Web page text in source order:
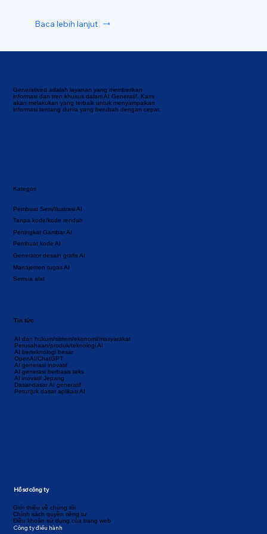
Generatived adalah layanan yang memberikan
informasi dan tren khusus dalam AI Generatif. Kami
akan melakukan yang terbaik untuk menyampaikan
informasi tentang dunia yang berubah dengan cepat.
Kategori
Semua alat
Manajemen tugas AI
Generator desain grafis AI
Tanpa kode/kode rendah
Pembuat kode AI
Peningkat Gambar AI
Pembuat Seni/Ilustrasi AI
AI dan hukum/sistem/ekonomi/masyarakat
Perusahaan/produk/teknologi AI
AI berteknologi besar
OpenAI/ChatGPT
AI generasi inovatif
AI generasi berbasis teks
AI inovatif Jepang
Dasar-dasar AI generatif
Petunjuk dasar aplikasi AI
Tin tức
Giới thiệu về chúng tôi
Chính sách quyền riêng tư
Điều khoản sử dụng của trang web
Công ty điều hành
Hồ sơ công ty
Baca lebih lanjut